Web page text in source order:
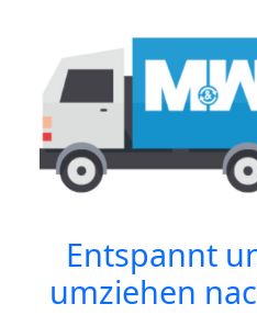
Entspannt
umziehen